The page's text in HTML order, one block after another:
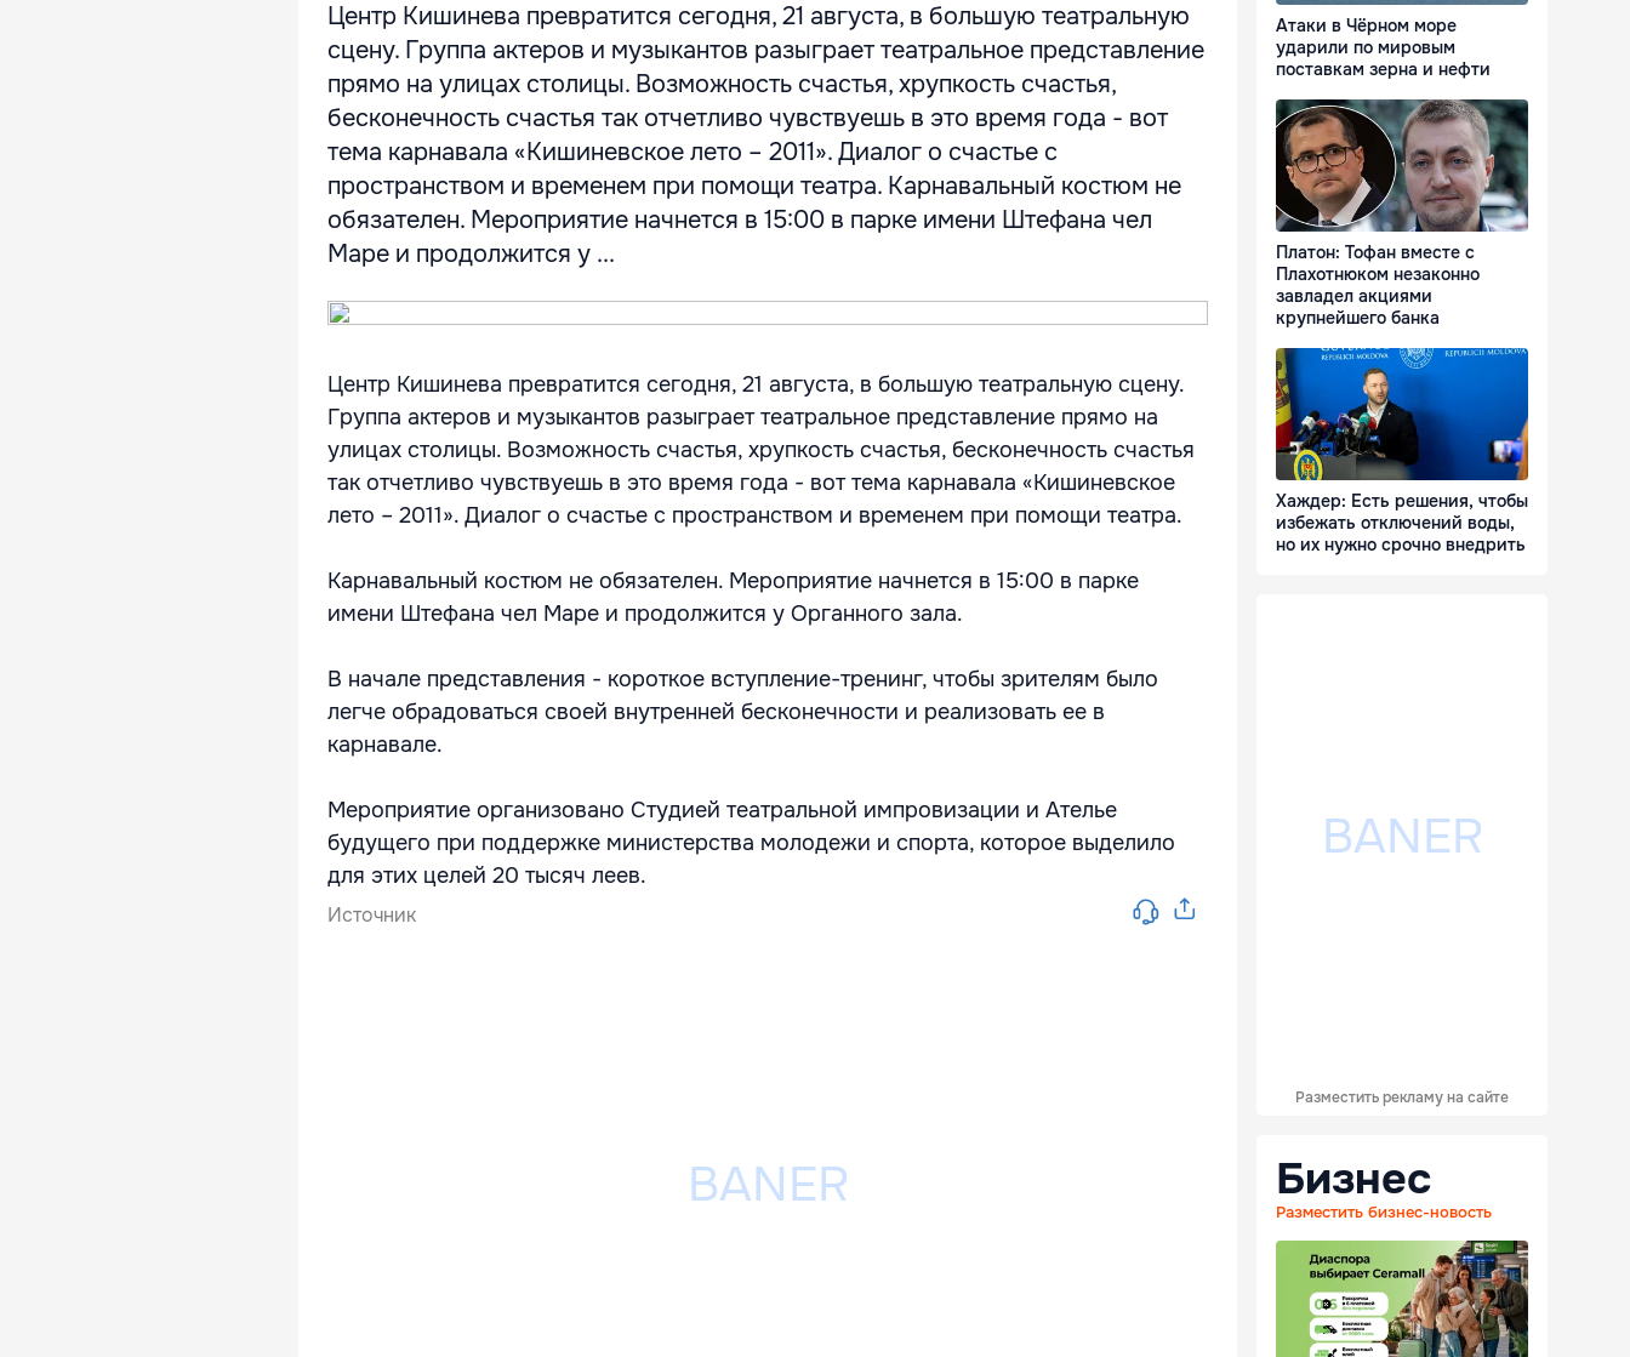
Центр Кишинева превратится сегодня, 21 августа, в большую театральную
сцену. Группа актеров и музыкантов разыграет театральное представление
прямо на улицах столицы. Возможность счастья, хрупкость счастья,
бесконечность счастья так отчетливо чувствуешь в это время года - вот
тема карнавала «Кишиневское лето – 2011». Диалог о счастье с
пространством и временем при помощи театра. Карнавальный костюм не
обязателен. Мероприятие начнется в 15:00 в парке имени Штефана чел
Маре и продолжится у ...
Центр Кишинева превратится сегодня, 21 августа, в большую театральную сцену.
Группа актеров и музыкантов разыграет театральное представление прямо на
улицах столицы. Возможность счастья, хрупкость счастья, бесконечность счастья
так отчетливо чувствуешь в это время года - вот тема карнавала «Кишиневское
лето – 2011». Диалог о счастье с пространством и временем при помощи театра.
Карнавальный костюм не обязателен. Мероприятие начнется в 15:00 в парке
имени Штефана чел Маре и продолжится у Органного зала.
В начале представления - короткое вступление-тренинг, чтобы зрителям было
легче обрадоваться своей внутренней бесконечности и реализовать ее в
карнавале.
Мероприятие организовано Студией театральной импровизации и Ателье
будущего при поддержке министерства молодежи и спорта, которое выделило
для этих целей 20 тысяч леев.
Источник
Атаки в Чёрном море
ударили по мировым
поставкам зерна и нефти
Платон: Тофан вместе с
Плахотнюком незаконно
завладел акциями
крупнейшего банка
Хаждер: Есть решения, чтобы
избежать отключений воды,
но их нужно срочно внедрить
Разместить рекламу на сайте
Бизнес
Разместить бизнес-новость